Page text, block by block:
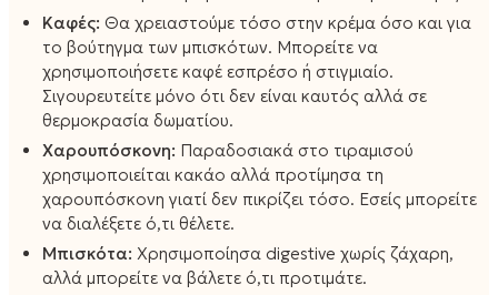
Καφές: Θα χρειαστούμε τόσο στην κρέμα όσο και για
το βούτηγμα των μπισκότων. Μπορείτε να
χρησιμοποιήσετε καφέ εσπρέσο ή στιγμιαίο.
Σιγουρευτείτε μόνο ότι δεν είναι καυτός αλλά σε
θερμοκρασία δωματίου.
Χαρουπόσκονη: Παραδοσιακά στο τιραμισού
χρησιμοποιείται κακάο αλλά προτίμησα τη
χαρουπόσκονη γιατί δεν πικρίζει τόσο. Εσείς μπορείτε
να διαλέξετε ό,τι θέλετε.
Μπισκότα: Χρησιμοποίησα digestive χωρίς ζάχαρη,
αλλά μπορείτε να βάλετε ό,τι προτιμάτε.